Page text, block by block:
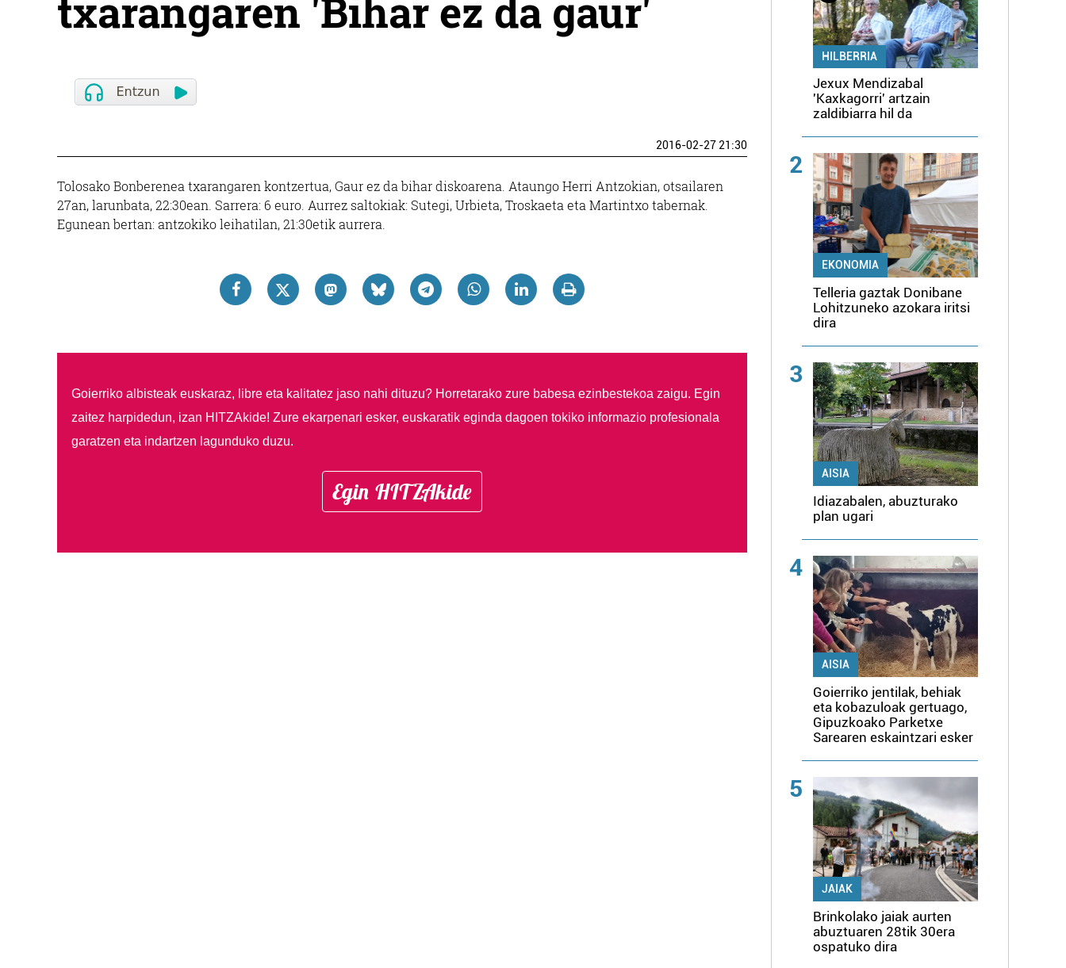
txarangaren 'Bihar ez da gaur'
2016-02-27 21:30
Tolosako Bonberenea txarangaren kontzertua, Gaur ez da bihar diskoarena. Ataungo Herri Antzokian, otsailaren
27an, larunbata, 22:30ean. Sarrera: 6 euro. Aurrez saltokiak: Sutegi, Urbieta, Troskaeta eta Martintxo tabernak.
Egunean bertan: antzokiko leihatilan, 21:30etik aurrera.
Goierriko albisteak euskaraz, libre eta kalitatez jaso nahi dituzu? Horretarako zure babesa ezinbestekoa zaigu. Egin
zaitez harpidedun, izan HITZAkide! Zure ekarpenari esker, euskaratik eginda dagoen tokiko informazio profesionala
garatzen eta indartzen lagunduko duzu.
Egin HITZAkide
HILBERRIA
Jexux Mendizabal
'Kaxkagorri' artzain
zaldibiarra hil da
2
EKONOMIA
Telleria gaztak Donibane
Lohitzuneko azokara iritsi
dira
3
AISIA
Idiazabalen, abuzturako
plan ugari
4
AISIA
Goierriko jentilak, behiak
eta kobazuloak gertuago,
Gipuzkoako Parketxe
Sarearen eskaintzari esker
5
JAIAK
Brinkolako jaiak aurten
abuztuaren 28tik 30era
ospatuko dira